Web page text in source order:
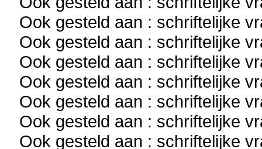
Ook gesteld aan : schriftelijke
Ook gesteld aan : schriftelijke
Ook gesteld aan : schriftelijke
Ook gesteld aan : schriftelijke
Ook gesteld aan : schriftelijke
Ook gesteld aan : schriftelijke
Ook gesteld aan : schriftelijke